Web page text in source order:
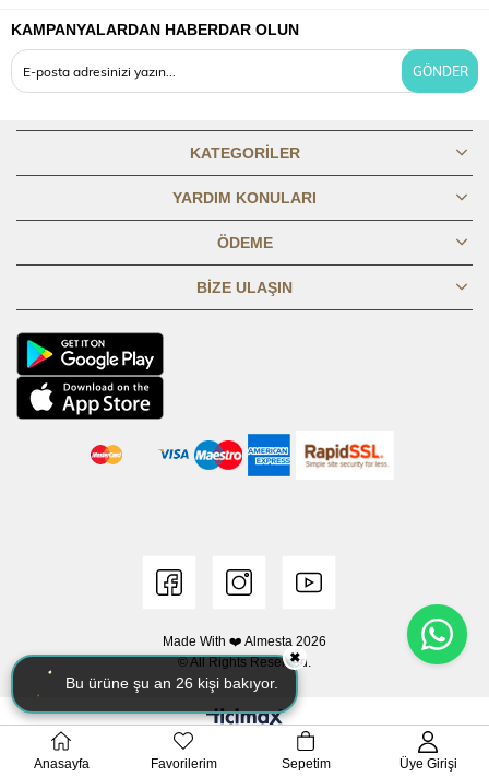
OMUZDAN
BOY
80,1 80,69 81,19 81,69 82,19 82,69 83,19
1/2
45,8 47,8 49,8 51,8 53,8 56,8 59,8 62,8
52,6 54,6 56,6 58,6 67,6
KAMPANYALARDAN HABERDAR OLUN
GÖNDER
KATEGORILER
YARDIM KONULARI
ÖDEME
BIZE ULAŞIN
Made With ❤️ Almesta 2026
© All Rights Reserved.
Anasayfa Favorilerim Sepetim Üye Girişi
✖
Bu ürüne şu an 26 kişi bakıyor.